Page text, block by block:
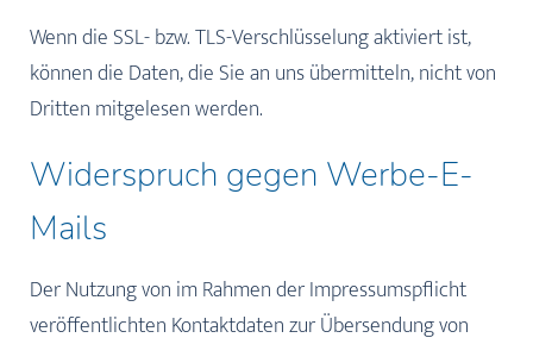
Wenn die SSL- bzw. TLS-Verschlüsselung aktiviert ist,
können die Daten, die Sie an uns übermitteln, nicht von
Dritten mitgelesen werden.
Widerspruch gegen Werbe-E-
Mails
Der Nutzung von im Rahmen der Impressumspflicht
veröffentlichten Kontaktdaten zur Übersendung von